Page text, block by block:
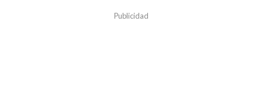
Publicidad